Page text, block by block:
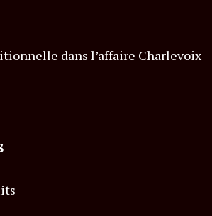
dans l’affaire Charlevoix